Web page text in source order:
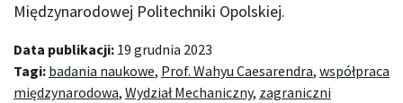
Międzynarodowej Politechniki Opolskiej.
Data publikacji: 19 grudnia 2023
Tagi: badania naukowe, Prof. Wahyu Caesarendra, współpraca
międzynarodowa, Wydział Mechaniczny, zagraniczni